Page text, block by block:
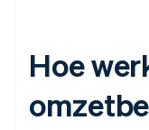
Hoe